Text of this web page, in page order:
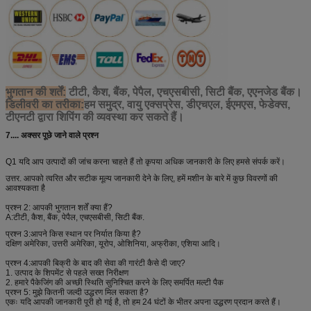
4165-R2-17-2-080
236
L3ME-060/096-
IFOKO-G
तेल पंप मरम्मत किट
237
केबल क्रेन वाल्व समूह-
WH621
केबल क्रेन वाल्व समूह
238
रिमोट कंट्रोल वाल्व
एक्ट्यूएटर-WH621
रिमोट कंट्रोल वाल्व एक्ट्यूएटर
एक्ट्यूएटर
239
A4VG40 मोटर मरम्मत किटA4VG40 A4VG40
240 A2VP56
वाल्व की मरम्मत किट
WH101
242
समुद्री मोटर मरम्मत किट
मोटर मरम्मत किट के साथ आतासमुद्री मोटर मरम्मत
243
समुद्री हाइड्रोलिक मरम्मत
किट (नमूने के अनुसार)
244
समुद्री HF21-डेक मशीनरी
मरम्मत किट
245
समुद्री
KWV22/32/42PS-0/1
संतुलन वाल्व मरम्मत किट
KWV22/32/42PS-0/1
246
समुद्री SVF-40H वाल्व
एसवीएफ-40एच वाल्व मरम्मत किट
भुगतान की शर्तें: टीटी, कैश, बैंक, पेपैल, एचएसबीसी, सिटी बैंक, एएनजेड बैंक।
डिलीवरी का तरीका:हम समुद्र, वायु एक्सप्रेस, डीएचएल, ईएमएस, फेडेक्स,
टीएनटी द्वारा शिपिंग की व्यवस्था कर सकते हैं।
7.... अक्सर पूछे जाने वाले प्रश्न
Q1 यदि आप उत्पादों की जांच करना चाहते हैं तो कृपया अधिक जानकारी के लिए हमसे संपर्क करें।
उत्तर. आपको त्वरित और सटीक मूल्य जानकारी देने के लिए, हमें मशीन के बारे में कुछ विवरणों की
आवश्यकता है
प्रश्न 2: आपकी भुगतान शर्तें क्या हैं?
A:टीटी, कैश, बैंक, पेपैल, एचएसबीसी, सिटी बैंक.
प्रश्न 3:आपने किस स्थान पर निर्यात किया है?
दक्षिण अमेरिका, उत्तरी अमेरिका, यूरोप, ओशिनिया, अफ्रीका, एशिया आदि।
प्रश्न 4:आपकी बिक्री के बाद की सेवा की गारंटी कैसे दी जाए?
1. उत्पाद के शिपमेंट से पहले सख्त निरीक्षण
2. हमारे पैकेजिंग की अच्छी स्थिति सुनिश्चित करने के लिए समर्पित मल्टी पैक
प्रश्न 5: मुझे कितनी जल्दी उद्धरण मिल सकता है?
एकः यदि आपकी जानकारी पूरी हो गई है, तो हम 24 घंटों के भीतर अपना उद्धरण प्रदान करते हैं।